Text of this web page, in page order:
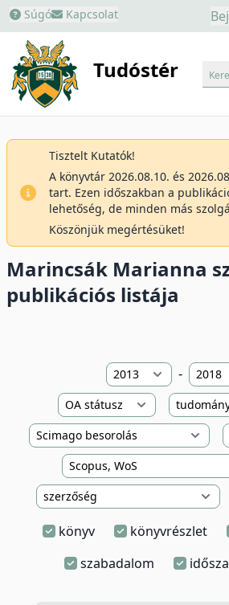
Súgó Kapcsolat
Tudóstér
Tisztelt Kutatók!
A könyvtár 2026.08.10. és
tart. Ezen időszakban a
lehetőség, de minden más
Köszönjük megértésüket!
Marincsák Marianna
publikációs listája
-
könyv könyvrészlet
szabadalom